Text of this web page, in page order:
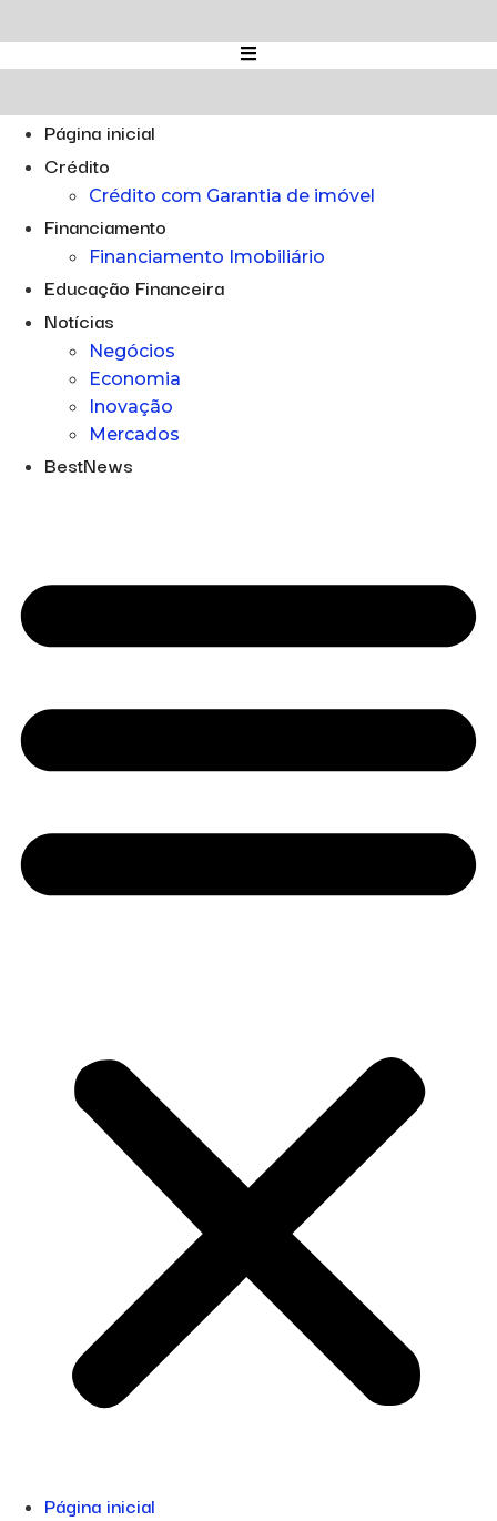
para
o
Página inicial
Crédito
Crédito com Garantia de imóvel
Financiamento
Financiamento Imobiliário
Educação Financeira
Notícias
Negócios
Economia
Inovação
Mercados
BestNews
Página inicial